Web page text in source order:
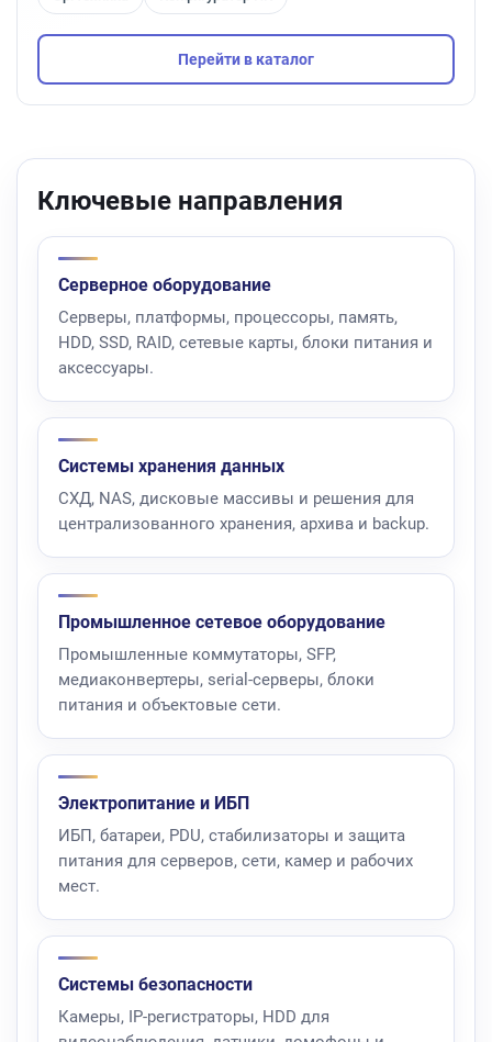
Перейти в каталог
Ключевые направления
Серверное оборудование
Серверы, платформы, процессоры, память,
HDD, SSD, RAID, сетевые карты, блоки питания и
аксессуары.
Системы хранения данных
СХД, NAS, дисковые массивы и решения для
централизованного хранения, архива и backup.
Промышленное сетевое оборудование
Промышленные коммутаторы, SFP,
медиаконвертеры, serial-серверы, блоки
питания и объектовые сети.
Электропитание и ИБП
ИБП, батареи, PDU, стабилизаторы и защита
питания для серверов, сети, камер и рабочих
мест.
Системы безопасности
Камеры, IP-регистраторы, HDD для